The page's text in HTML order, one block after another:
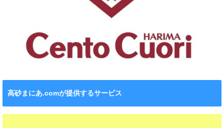
高砂まにあ.comが提供するサービス